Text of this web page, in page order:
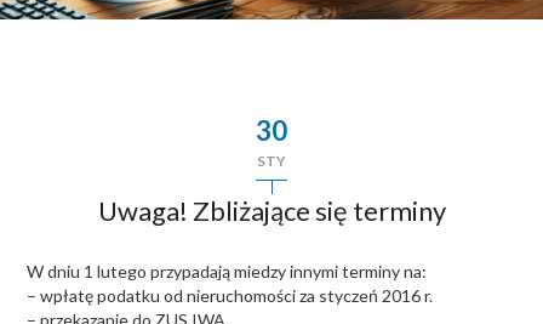
30
STY
Uwaga! Zbliżające się terminy
W dniu 1 lutego przypadają miedzy innymi terminy na:
– wpłatę podatku od nieruchomości za styczeń 2016 r.
– przekazanie do ZUS IWA